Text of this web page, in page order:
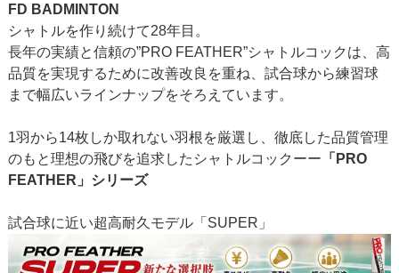
FD BADMINTON
シャトルを作り続けて28年目。
長年の実績と信頼の”PRO FEATHER”シャトルコックは、高
品質を実現するために改善改良を重ね、試合球から練習球
まで幅広いラインナップをそろえています。
1羽から14枚しか取れない羽根を厳選し、徹底した品質管理
のもと理想の飛びを追求したシャトルコックーー 「PRO
FEATHER」シリーズ
試合球に近い超高耐久モデル「SUPER」